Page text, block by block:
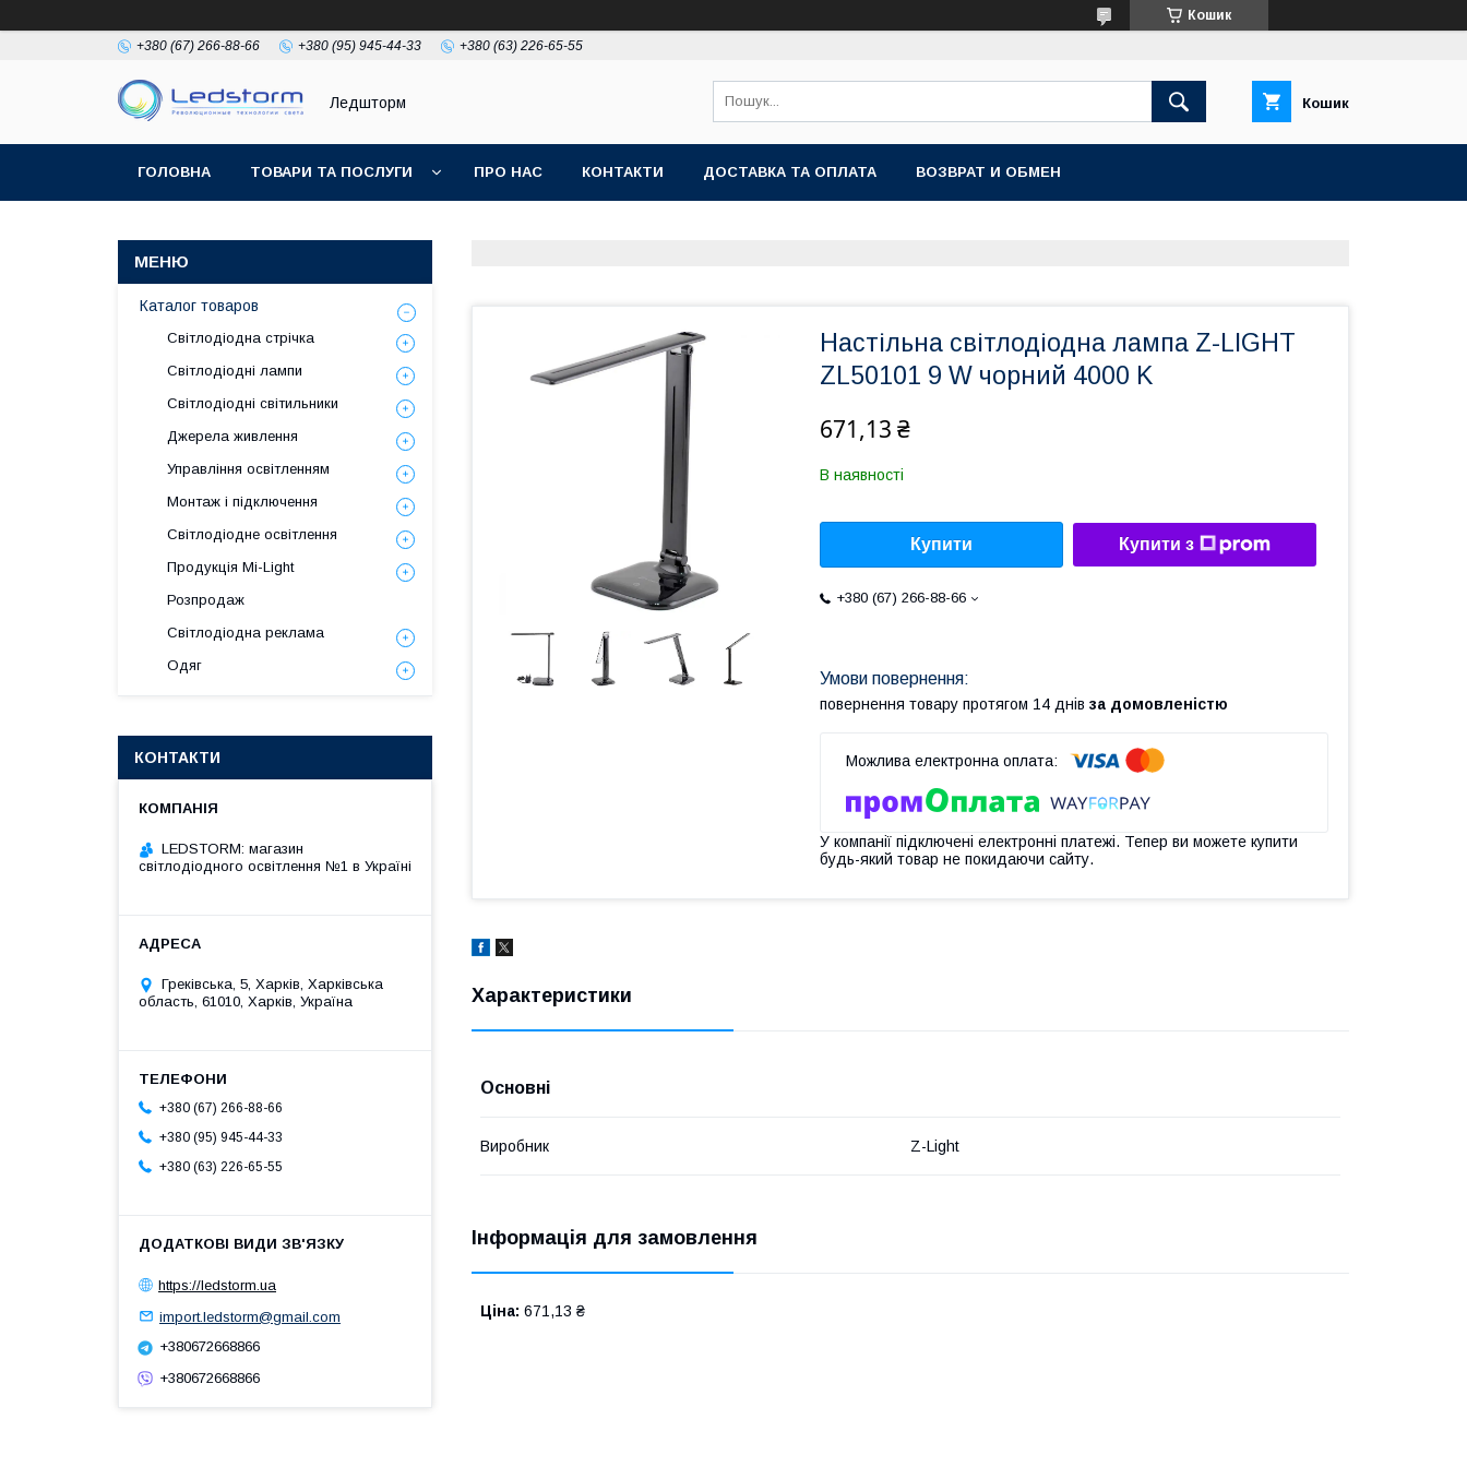
Кошик
+380 (67) 266-88-66 +380 (95) 945-44-33 +380 (63) 226-65-55
Ледшторм Кошик
ГОЛОВНА ТОВАРИ ТА ПОСЛУГИ ПРО НАС КОНТАКТИ ДОСТАВКА ТА ОПЛАТА ВОЗВРАТ И ОБМЕН
Настільна світлодіодна лампа Z-LIGHT
ZL50101 9 W чорний 4000 K
671,13 ₴
В наявності
Купити Купити з
+380 (67) 266-88-66
повернення товару протягом 14 днів за домовленістю
У компанії підключені електронні платежі. Тепер ви можете купити
будь-який товар не покидаючи сайту.
Характеристики
Основні
Виробник Z-Light
Інформація для замовлення
Ціна: 671,13 ₴
Каталог товаров
Світлодіодна стрічка
Світлодіодні лампи
Світлодіодні світильники
Джерела живлення
Управління освітленням
Монтаж і підключення
Світлодіодне освітлення
Продукція Mi-Light
Розпродаж
Світлодіодна реклама
Одяг
КОНТАКТИ
LEDSTORM: магазин
світлодіодного освітлення №1 в Україні
Греківська, 5, Харків, Харківська
область, 61010, Харків, Україна
+380 (67) 266-88-66
+380 (95) 945-44-33
+380 (63) 226-65-55
https://ledstorm.ua
import.ledstorm@gmail.com
+380672668866
+380672668866